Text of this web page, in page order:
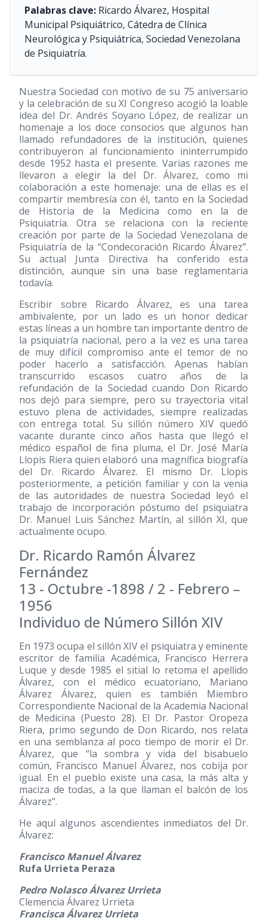
Palabras clave: Ricardo Álvarez, Hospital
Municipal Psiquiátrico, Cátedra de Clínica
Neurológica y Psiquiátrica, Sociedad Venezolana
de Psiquiatría.
Nuestra Sociedad con motivo de su 75 aniversario
y la celebración de su XI Congreso acogió la loable
idea del Dr. Andrés Soyano López, de realizar un
homenaje a los doce consocios que algunos han
llamado refundadores de la institución, quienes
contribuyeron al funcionamiento ininterrumpido
desde 1952 hasta el presente. Varias razones me
llevaron a elegir la del Dr. Álvarez, como mi
colaboración a este homenaje: una de ellas es el
compartir membresía con él, tanto en la Sociedad
de Historia de la Medicina como en la de
Psiquiatría. Otra se relaciona con la reciente
creación por parte de la Sociedad Venezolana de
Psiquiatría de la “Condecoración Ricardo Álvarez”.
Su actual Junta Directiva ha conferido esta
distinción, aunque sin una base reglamentaria
todavía.
Escribir sobre Ricardo Álvarez, es una tarea
ambivalente, por un lado es un honor dedicar
estas líneas a un hombre tan importante dentro de
la psiquiatría nacional, pero a la vez es una tarea
de muy difícil compromiso ante el temor de no
poder hacerlo a satisfacción. Apenas habían
transcurrido escasos cuatro años de la
refundación de la Sociedad cuando Don Ricardo
nos dejó para siempre, pero su trayectoria vital
estuvo plena de actividades, siempre realizadas
con entrega total. Su sillón número XIV quedó
vacante durante cinco años hasta que llegó el
médico español de fina pluma, el Dr. José María
Llopis Riera quien elaboró una magnífica biografía
del Dr. Ricardo Álvarez. El mismo Dr. Llopis
posteriormente, a petición familiar y con la venia
de las autoridades de nuestra Sociedad leyó el
trabajo de incorporación póstumo del psiquiatra
Dr. Manuel Luis Sánchez Martín, al sillón XI, que
actualmente ocupo.
Dr. Ricardo Ramón Álvarez
Fernández
13 - Octubre -1898 / 2 - Febrero –
1956
Individuo de Número Sillón XIV
En 1973 ocupa el sillón XIV el psiquiatra y eminente
escritor de familia Académica, Francisco Herrera
Luque y desde 1985 el sitial lo retoma el apellido
Álvarez, con el médico ecuatoriano, Mariano
Álvarez Álvarez, quien es también Miembro
Correspondiente Nacional de la Academia Nacional
de Medicina (Puesto 28). El Dr. Pastor Oropeza
Riera, primo segundo de Don Ricardo, nos relata
en una semblanza al poco tiempo de morir el Dr.
Álvarez, que “la sombra y vida del bisabuelo
común, Francisco Manuel Álvarez, nos cobija por
igual. En el pueblo existe una casa, la más alta y
maciza de todas, a la que llaman el balcón de los
Álvarez”.
He aquí algunos ascendientes inmediatos del Dr.
Álvarez:
Francisco Manuel Álvarez
Rufa Urrieta Peraza
Pedro Nolasco Álvarez Urrieta
Clemencia Álvarez Urrieta
Francisca Álvarez Urrieta